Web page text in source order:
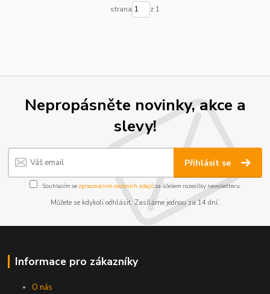
strana z 1
Nepropásněte novinky, akce a
slevy!
Přihlásit se
Souhlasím se zpracováním osobních údajůza účelem rozesílky newsletteru.
Můžete se kdykoli odhlásit. Zasíláme jednou za 14 dní.
Informace pro zákazníky
O nás